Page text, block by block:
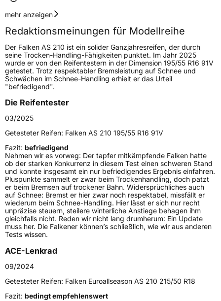
Geschwindigkeitsindex
Höchstgeschwindigkeit
190 km/h
Lastindex81
Höchstlast462 kg
Gewicht (in kg)
FahrzeugtypPKW
VerwendungGanzjahresreifen
ModellnameEuroallseason AS 210
FahrzeugartPKW & SUV
Weitere Eigenschaften
SchlauchtypTL
ZustandNeureifen
M+SJa
EU Label
mehr anzeigen
Redaktionsmeinungen für Modellreihe
Der Falken AS 210 ist ein solider Ganzjahresreifen, der durch
seine Trocken-Handling-Fähigkeiten punktet. Im Jahr 2025
wurde er von den Reifentestern in der Dimension 195/55 R16 91V
getestet. Trotz respektabler Bremsleistung auf Schnee und
Schwächen im Schnee-Handling erhielt er das Urteil
"befriedigend".
Die Reifentester
03/2025
Getesteter Reifen: Falken AS 210 195/55 R16 91V
Fazit: befriedigend
Nehmen wir es vorweg: Der tapfer mitkämpfende Falken hatte
ob der starken Konkurrenz in diesem Test einen schweren Stand
und konnte insgesamt ein nur befriedigendes Ergebnis einfahren.
Pluspunkte sammelt er zwar beim Trockenhandling, doch patzt
er beim Bremsen auf trockener Bahn. Widersprüchliches auch
auf Schnee: Bremst er hier zwar noch respektabel, missfällt er
wiederum beim Schnee-Handling. Hier lässt er sich nur recht
unpräzise steuern, steilere winterliche Anstiege behagen ihm
gleichfalls nicht. Reden wir nicht lang drumherum: Ein Update
muss her. Die Falkener können’s schließlich, wie wir aus anderen
Tests wissen.
ACE-Lenkrad
09/2024
Getesteter Reifen: Falken Euroallseason AS 210 215/50 R18
Fazit: bedingt empfehlenswert